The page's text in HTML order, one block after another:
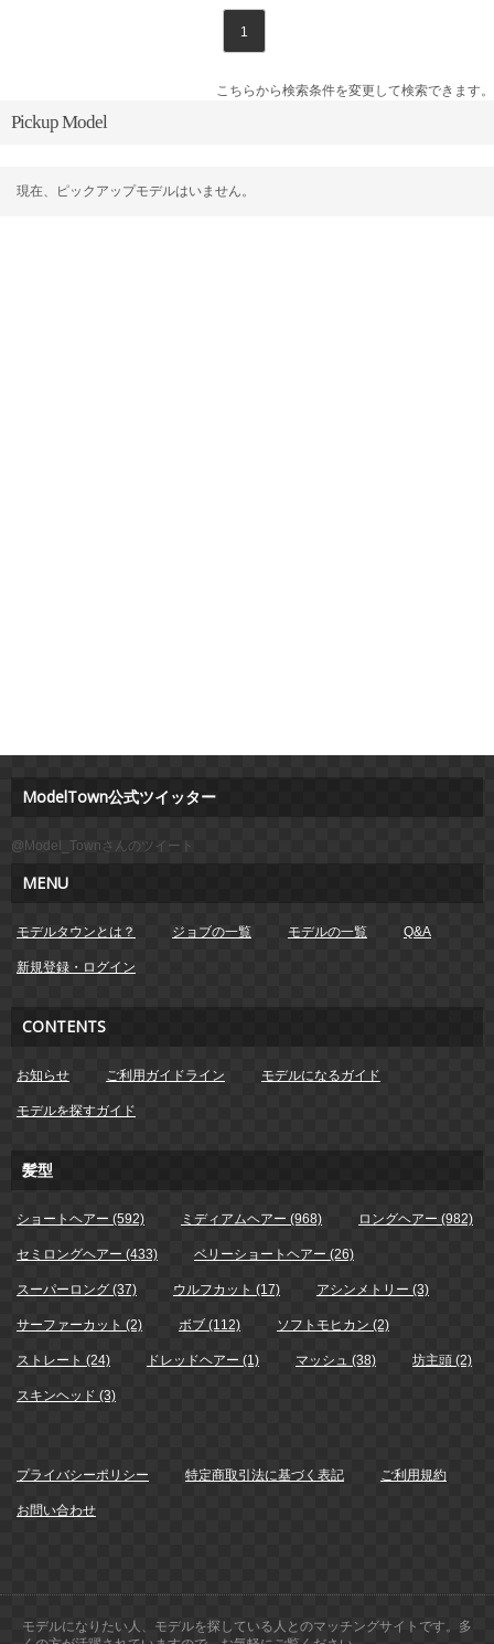
1
こちらから検索条件を変更して検索できます。
Pickup Model
現在、ピックアップモデルはいません。
ModelTown公式ツイッター
@Model_Townさんのツイート
MENU
モデルタウンとは？ ジョブの一覧 モデルの一覧 Q&A
新規登録・ログイン
CONTENTS
お知らせ ご利用ガイドライン モデルになるガイド
モデルを探すガイド
髪型
ショートヘアー (592) ミディアムヘアー (968) ロングヘアー (982)
セミロングヘアー (433) ベリーショートヘアー (26)
スーパーロング (37) ウルフカット (17) アシンメトリー (3)
サーファーカット (2) ボブ (112) ソフトモヒカン (2)
ストレート (24) ドレッドヘアー (1) マッシュ (38) 坊主頭 (2)
スキンヘッド (3)
プライバシーポリシー 特定商取引法に基づく表記 ご利用規約
お問い合わせ
モデルになりたい人、モデルを探している人とのマッチングサイトです。多